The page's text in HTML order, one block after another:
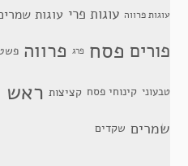
עוגות פרווה עוגות פרי עוגות
פורים פסח פרג פרווה
טבעוני קינוחי פסח קציצות ראש
שמרים שקדים